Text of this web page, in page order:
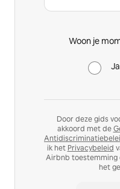
Woon je
Ja
Door deze gids
akkoord met de
ik het Privacybeleid
Airbnb toestemming
het